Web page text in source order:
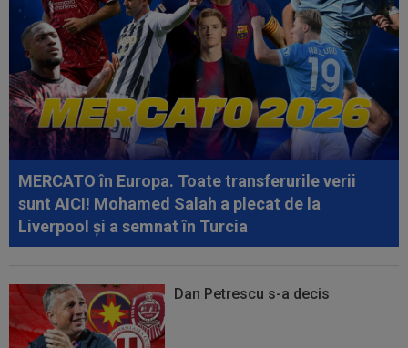
09:36
Atenție, Craiova! Finlandezii și-au făcut temele
și au descifrat cum vor aborda...
MERCATO în Europa. Toate transferurile verii
sunt AICI! Mohamed Salah a plecat de la
Liverpool și a semnat în Turcia
Dan Petrescu s-a decis